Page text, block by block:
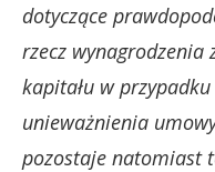
dotyczące
rzecz wynagrodzenia
kapitału w
unieważnienia
pozostaje natomiast